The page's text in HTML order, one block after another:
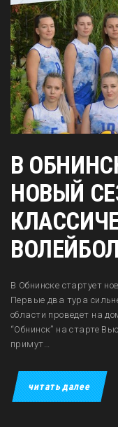
В
НОВЫЙ
В Обнинске стартует
Первые два тура
области проведет на
“Обнинск” на старте
примут…
читать далее